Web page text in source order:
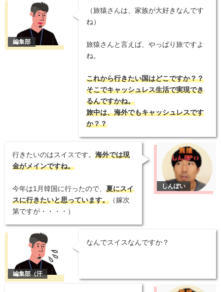
（旅猿さんは、家族が大好きなんです
ね）
旅猿さんと言えば、やっぱり旅ですよ
ね。
これから行きたい国はどこですか？？
そこでキャッシュレス生活で実現でき
るんですかね。
旅中は、海外でもキャッシュレスです
か？？
行きたいのはスイスです。 海外では現
金がメインですね。
今年は1月韓国に行ったので、 夏にスイ
スに行きたいと思っています。 （嫁次
第ですが・・・・）
なんでスイスなんですか？